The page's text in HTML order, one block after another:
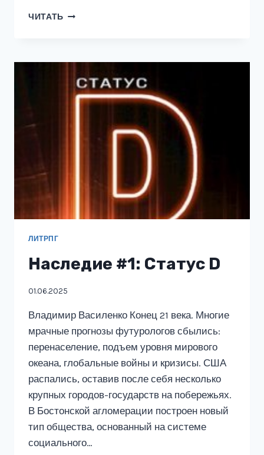
ЧИТАТЬ АМАЛЬГАМА
ЛИТРПГ
Наследие #1: Статус D
01.06.2025
Владимир Василенко Конец 21 века. Многие
мрачные прогнозы футурологов сбылись:
перенаселение, подъем уровня мирового
океана, глобальные войны и кризисы. США
распались, оставив после себя несколько
крупных городов-государств на побережьях.
В Бостонской агломерации построен новый
тип общества, основанный на системе
социального…